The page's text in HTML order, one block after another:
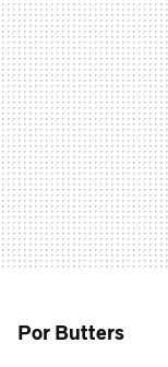
Por Butters